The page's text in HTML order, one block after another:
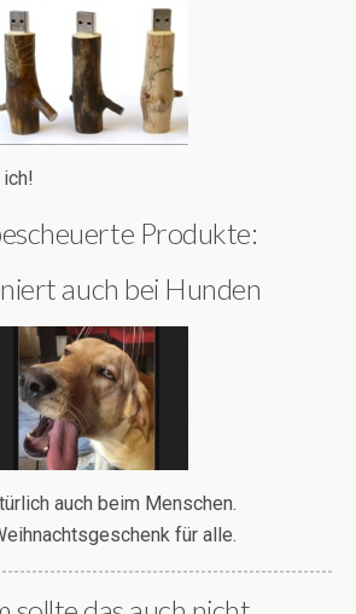
Produkte:
auch bei Hunden
auch beim Menschen.
für alle.